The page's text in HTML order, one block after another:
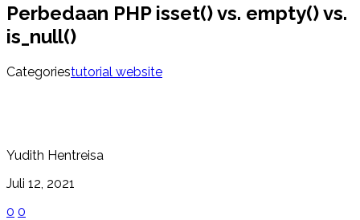
Perbedaan PHP isset() vs. empty() vs.
is_null()
Categoriestutorial website
Yudith Hentreisa
Juli 12, 2021
0 0